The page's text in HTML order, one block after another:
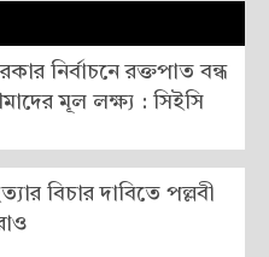
নির্বাচনে রক্তপাত বন্ধ
মূল লক্ষ্য : সিইসি
বিচার দাবিতে পল্লবী